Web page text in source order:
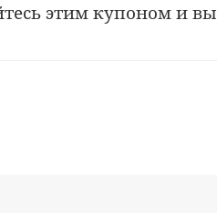
этим купоном и вы